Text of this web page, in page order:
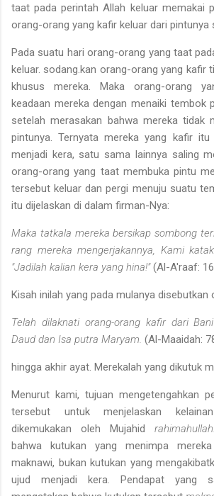
taat pada perin­tah Allah keluar memakai
orang-orang yang ka­fir keluar dari pintunya
Pada suatu hari orang-orang yang taat
keluar. sodang.kan orang-orang yang kafir
khu­sus mereka. Maka orang-orang
keadaan mereka dengan menaiki tembok
setelah merasakan bah­wa mereka tidak
pintunya. Ternyata mereka yang kafir
menjadi kera, satu sama lainnya saling
orang-orang yang taat membuka pintu
tersebut keluar dan pergi menuju suatu
itu dijelaskan di dalam firman-Nya:
Maka tatkala mereka bersikap sombong
rang mereka mengerjakannya, Kami
"Jadilah kalian kera yang hina!"(Al-A'raaf:
Kisah inilah yang pada mulanya disebutkan
Telah dilaknati orang-orang kafir dari
Daud dan Isa putra Maryam. (Al-Maaidah:
hingga akhir ayat. Merekalah yang dikutuk
Menurut kami, tujuan mengetengahkan
ter­sebut untuk menjelaskan
dikemukakan oleh Mujahid
bahwa kutukan yang menim­pa
maknawi, bukan kutukan yang
ujud menjadi kera. Pendapat yang